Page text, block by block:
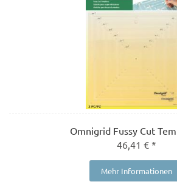
Omnigrid Fussy Cut
46,41 € *
Mehr Informationen